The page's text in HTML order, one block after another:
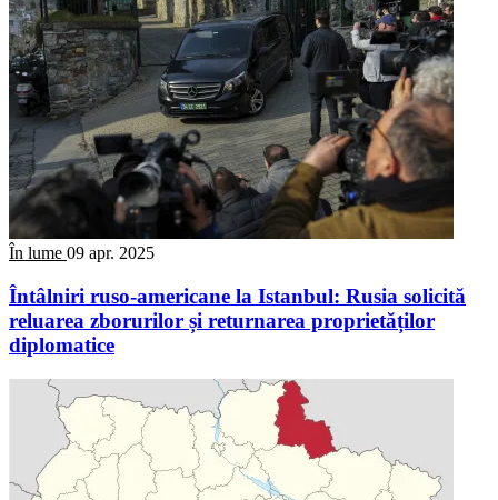
În lume 09 apr. 2025
Întâlniri ruso-americane la Istanbul: Rusia solicită
reluarea zborurilor și returnarea proprietăților
diplomatice